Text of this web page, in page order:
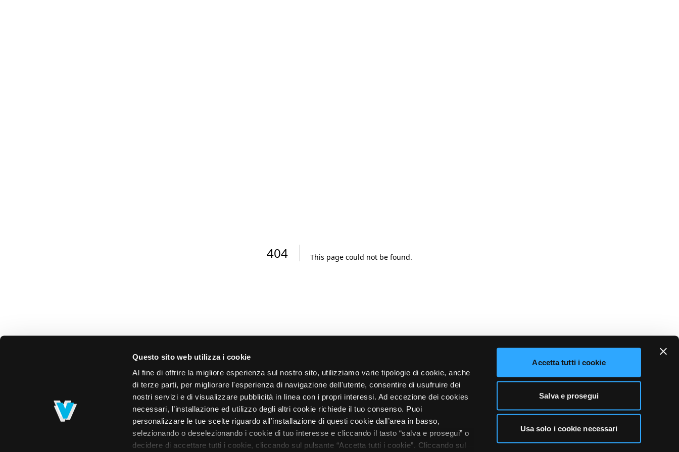
Questo sito web utilizza i cookie
Al fine di offrire la migliore esperienza sul nostro sito, utilizziamo varie tipologie di cookie, anche
di terze parti, per migliorare l'esperienza di navigazione dell'utente, consentire di usufruire dei
nostri servizi e di visualizzare pubblicità in linea con i propri interessi. Ad eccezione dei cookies
necessari, l’installazione ed utilizzo degli altri cookie richiede il tuo consenso. Puoi
personalizzare le tue scelte riguardo all’installazione di questi cookie dall’area in basso,
selezionando o deselezionando i cookie di tuo interesse e cliccando il tasto “salva e prosegui” o
decidere di accettare tutti i cookie, cliccando sul pulsante “Accetta tutti i cookie”. Cliccando sul
Accetta tutti i cookie
Salva e prosegui
Usa solo i cookie necessari
404 This page could not be found.